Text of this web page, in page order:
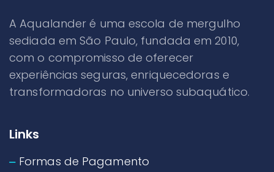
A Aqualander é uma escola de mergulho
sediada em São Paulo, fundada em 2010,
com o compromisso de oferecer
experiências seguras, enriquecedoras e
transformadoras no universo subaquático.
Links
Formas de Pagamento